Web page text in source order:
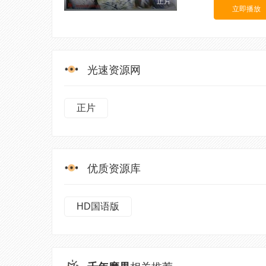
立即播放
光速资源网
正片
优质资源库
HD国语版